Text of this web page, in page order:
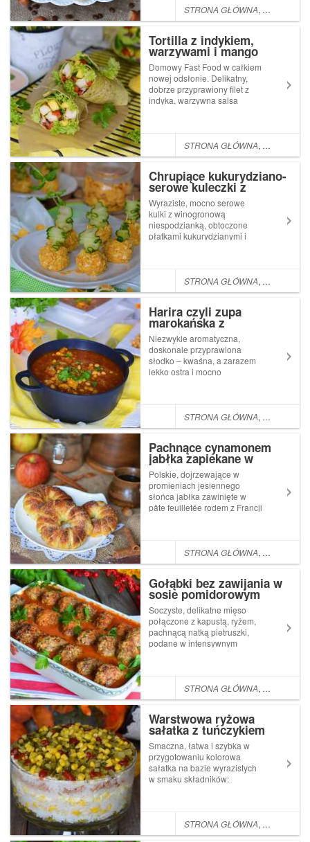
zapomnieć. Szybkie i łatwe w
przygotowaniu wafelki
z ...
STRONA GŁÓWNA, DESERKI
Tortilla z indykiem,
warzywami i mango
Domowy Fast Food w całkiem
nowej odsłonie. Delikatny,
dobrze przyprawiony filet z
indyka, warzywna salsa
podana z domowym,
wyrazistym sosem to świetna
STRONA GŁÓWNA, POMYSŁ
Chrupiące kukurydziano-
serowe kuleczki z
winogronem
Wyraziste, mocno serowe
kulki z winogronową
niespodzianką, obtoczone
płatkami kukurydzianymi i
kukurydzianych w
nowatorskiej odsłonie.
kukurydzy są źró...
STRONA GŁÓWNA,
Harira czyli zupa
marokańska z
kurczakiem
Niezwykle aromatyczna,
doskonale przyprawiona
słodko – kwaśna, a zarazem
lekko ostra i mocno
pomidorów, pachnącego
imbiru, cynamonu i kminu, z
mięsem z kurcza...
STRONA GŁÓWNA, POMYSŁ
Pachnące cynamonem
jabłka zapiekane w
cieście francuskim
Polskie, dojrzewające w
promieniach jesiennego
słońca jabłka zawinięte w
pâte feuilletée rodem z Francji
w przygotowaniu deseru.
Idealnie komponuje się z
STRONA GŁÓWNA, DESERKI
Gołąbki bez zawijania w
sosie pomidorowym
Soczyste, delikatne mięso
połączone z kapustą, ryżem,
pachnącą natką pietruszki,
podane w intensywnym
gołąbków i fajny pomysł na
kompletny
kapusty440g filet...
STRONA GŁÓWNA, POMYSŁ
Warstwowa ryżowa
sałatka z tuńczykiem
Smaczna, łatwa i szybka w
przygotowaniu kolorowa
sałatka na bazie wyrazistych
w smaku składników:
idealnie sprawdzi się na
każdej imprezie.Składniki:1
STRONA GŁÓWNA, SAŁATKI